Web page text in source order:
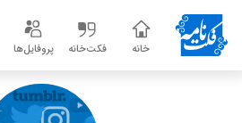
خانه فکت‌خانه پروفایل‌ها